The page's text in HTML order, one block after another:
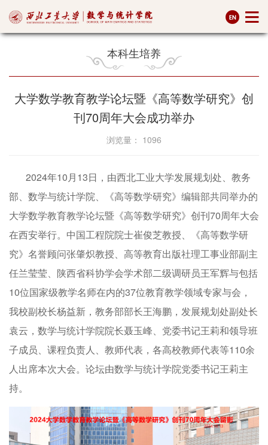
本科生培养
大学数学教育教学论坛暨《高等数学研究》创
刊70周年大会成功举办
浏览量： 1096
2024年10月13日，由西北工业大学发展规划处、教务
部、数学与统计学院、《高等数学研究》编辑部共同举办的
大学数学教育教学论坛暨《高等数学研究》创刊70周年大会
在西安举行。中国工程院院士崔俊芝教授、《高等数学研
究》名誉顾问张肇炽教授、高等教育出版社理工事业部副主
任兰莹莹、陕西省科协学会学术部二级调研员王军辉与包括
10位国家级教学名师在内的37位教育教学领域专家与会，
我校副校长杨益新，教务部部长王海鹏，发展规划处副处长
袁云，数学与统计学院院长聂玉峰、党委书记王莉和领导班
子成员、课程负责人、教师代表，各高校教师代表等110余
人出席本次大会。论坛由数学与统计学院党委书记王莉主
持。